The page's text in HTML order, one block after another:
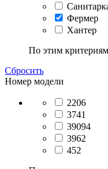
Фермер
Хантер
По этим
Сбросить
Номер модели
2206
3741
39094
3962
452